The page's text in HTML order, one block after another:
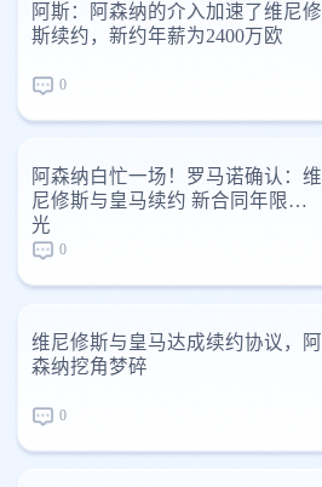
阿斯：阿森纳的介入加速了维尼修
斯续约，新约年薪为2400万欧
0
阿森纳白忙一场！罗马诺确认：维
尼修斯与皇马续约 新合同年限曝
光
0
维尼修斯与皇马达成续约协议，阿
森纳挖角梦碎
0